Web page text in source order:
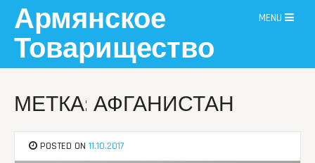
content
Армянское
Товарищество
MENU
МЕТКА: АФГАНИСТАН
POSTED ON11.10.2017